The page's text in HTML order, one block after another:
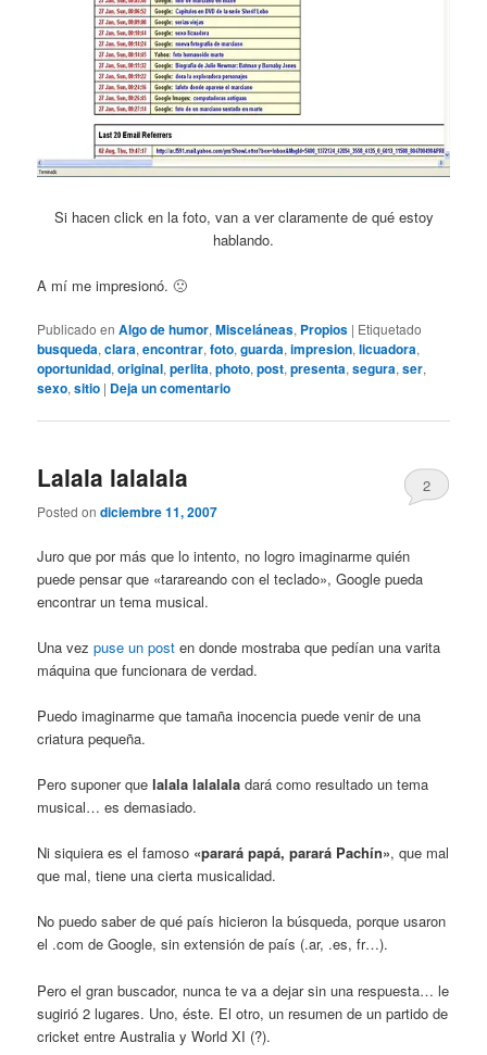
Si hacen click en la foto, van a ver claramente de qué estoy
hablando.
A mí me impresionó. 🙁
Publicado en Algo de humor,Misceláneas, Propios | Etiquetado
busqueda,clara,encontrar,foto,guarda,impresion,licuadora,
oportunidad,original,perlita,photo,post,presenta,segura,ser,
sexo,sitio | Deja un comentario
Lalala lalalala
Posted ondiciembre 11, 2007
2
Juro que por más que lo intento, no logro imaginarme quién
puede pensar que «tarareando con el teclado», Google pueda
encontrar un tema musical.
Una vezpuse un post en donde mostraba que pedían una varita
máquina que funcionara de verdad.
Puedo imaginarme que tamaña inocencia puede venir de una
criatura pequeña.
Pero suponer quelalala lalalala dará como resultado un tema
musical… es demasiado.
Ni siquiera es el famoso «parará papá, parará Pachín», que mal
que mal, tiene una cierta musicalidad.
No puedo saber de qué país hicieron la búsqueda, porque usaron
el .com de Google, sin extensión de país (.ar, .es, fr…).
Pero el gran buscador, nunca te va a dejar sin una respuesta… le
sugirió 2 lugares. Uno, éste. El otro, un resumen de un partido de
cricket entre Australia y World XI (?).